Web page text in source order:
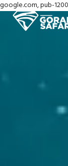
google.com, pub-